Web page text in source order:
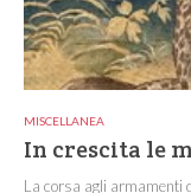
MISCELLANEA
In crescita le
La corsa agli armamenti